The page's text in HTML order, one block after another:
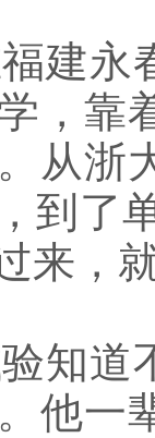
建永
，靠
从浙
到了
来，
知道
他一